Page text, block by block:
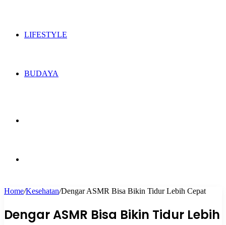
LIFESTYLE
BUDAYA
for
Home/Kesehatan/Dengar ASMR Bisa Bikin Tidur Lebih Cepat
Dengar ASMR Bisa Bikin Tidur Lebih